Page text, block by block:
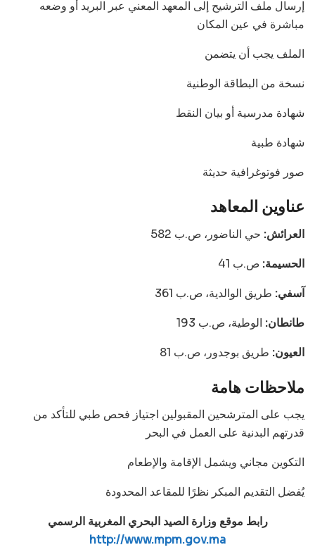
إرسال ملف الترشيح إلى المعهد المعني عبر البريد أو وضعه
مباشرة في عين المكان
الملف يجب أن يتضمن
نسخة من البطاقة الوطنية
شهادة مدرسية أو بيان النقط
شهادة طبية
صور فوتوغرافية حديثة
عناوين المعاهد
العرائش: حي الناضور، ص.ب 582
الحسيمة: ص.ب 41
آسفي: طريق الوالدية، ص.ب 361
طانطان: الوطية، ص.ب 193
العيون: طريق بوجدور، ص.ب 81
ملاحظات هامة
يجب على المترشحين المقبولين اجتياز فحص طبي للتأكد من
قدرتهم البدنية على العمل في البحر
التكوين مجاني ويشمل الإقامة والإطعام
يُفضل التقديم المبكر نظرًا للمقاعد المحدودة
رابط موقع وزارة الصيد البحري المغربية الرسمي
http://www.mpm.gov.ma